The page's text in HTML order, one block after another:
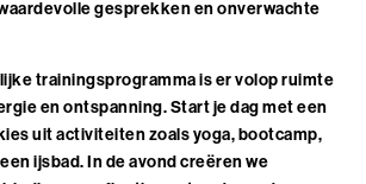
Voeren
Voeren (BaakBoost)
gesprekken en onverwachte
trainingsprogramma is er volop ruimte
en ontspanning. Start je dag met een
uit activiteiten zoals yoga, bootcamp,
ijsbad. In de avond creëren we